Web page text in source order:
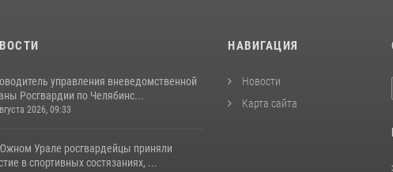
управления вневедомственной
Росгвардии по Челябинс...
2026, 09:33
Урале росгвардейцы приняли
в спортивных состязаниях, ...
НАВИГАЦИЯ
Новости
Карта сайта